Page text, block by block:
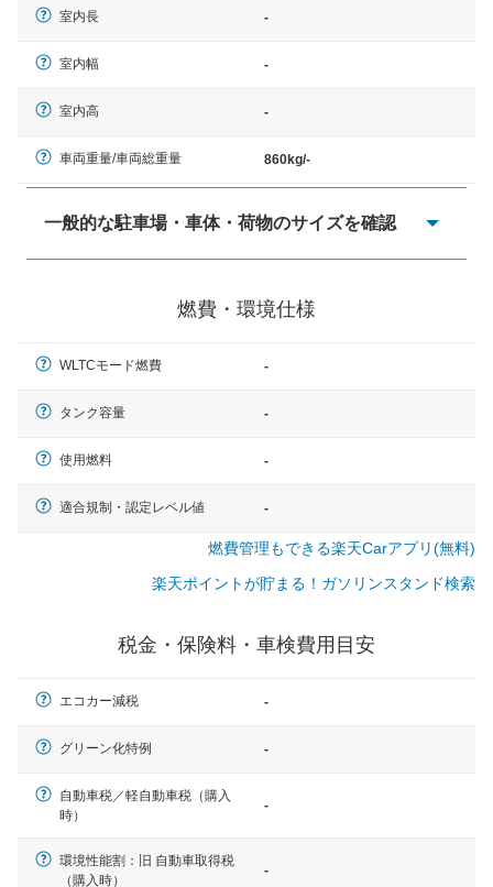
室内長 -
室内幅 -
室内高 -
車両重量/車両総重量 860kg/-
一般的な駐車場・車体・荷物のサイズを確認
× 長さ 5,000mm 車路幅 5,000mmというサイズが標準値
燃費・環境仕様
WLTCモード燃費 -
タンク容量 -
使用燃料 -
適合規制・認定レベル値 -
燃費管理もできる楽天Carアプリ(無料)
楽天ポイントが貯まる！ガソリンスタンド検索
税金・保険料・車検費用目安
エコカー減税 -
グリーン化特例 -
自動車税／軽自動車税（購入
時）
-
環境性能割：旧 自動車取得税
（購入時）
-